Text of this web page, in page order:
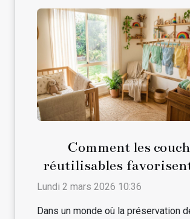
Comment les
réutilisables
le développement
Lundi 2 mars 2026 10:36
Dans un monde où la préservation